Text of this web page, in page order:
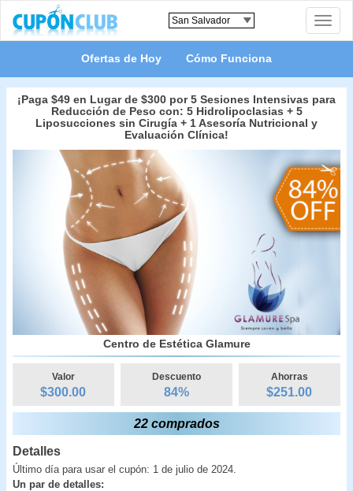
Toggle
Ofertas de Hoy Cómo Funciona
¡Paga $49 en Lugar de $300 por 5 Sesiones Intensivas para
Reducción de Peso con: 5 Hidrolipoclasias + 5
Liposucciones sin Cirugía + 1 Asesoría Nutricional y
Evaluación Clínica!
Centro de Estética Glamure
Valor
$300.00
Descuento
84%
Ahorras
$251.00
22 comprados
Detalles
Último día para usar el cupón: 1 de julio de 2024.
Un par de detalles: